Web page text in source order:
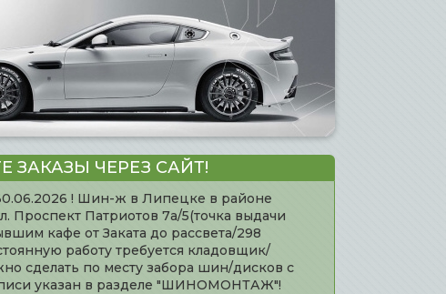
ЧЕРЕЗ САЙТ!
! Шин-ж в Липецке в районе
Патриотов 7а/5(точка выдачи
кафе от Заката до рассвета/298
работу требуется кладовщик/
сделать по месту забора шин/дисков с
указан в разделе "ШИНОМОНТАЖ"!